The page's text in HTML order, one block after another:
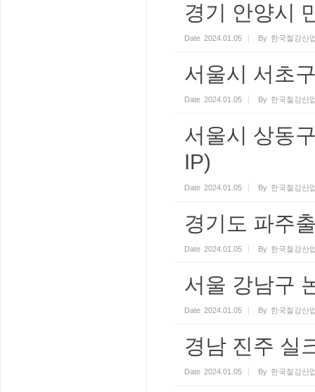
경기 안양시
Date 2024.01.05 By 한국철강산
서울시 서초
Date 2024.01.05 By 한국철강산
서울시 상동
IP)
Date 2024.01.05 By 한국철강산
경기도 파주
Date 2024.01.05 By 한국철강산
서울 강남구
Date 2024.01.05 By 한국철강산
경남 진주 실
Date 2024.01.05 By 한국철강산